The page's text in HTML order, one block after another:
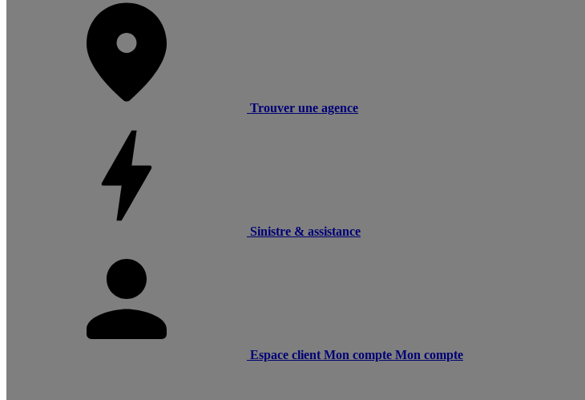
Trouver une agence
Sinistre & assistance
Espace client Mon compte Mon compte